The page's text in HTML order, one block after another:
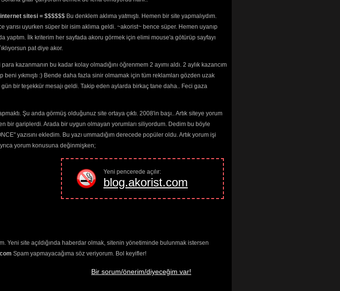
sitesi = $$$$$$ Bu denklem aklıma yatmıştı. Hemen bir site yapmalıydım.
uyurken süper bir isim aklıma geldi. ~akorist~ bence süper. Hemen uyanıp
yaptım. İlk kriterim her sayfada akoru görmek için elimi mouse'a götürüp sayfayı
pat diye akor.
kazanmanın bu kadar kolay olmadığını öğrenmem 2 ayımı aldı. 2 aylık kazancım
yıkmıştı :) Bende daha fazla sinir olmamak için tüm reklamları gözden uzak
bir teşekkür mesajı geldi. Takip eden aylarda birkaç tane daha.. Feci gaza
Şu anda görmüş olduğunuz site ortaya çıktı. 2008'in başı.. Artık siteye yorum
bir gariplerdi. Arada bir uygun olmayan yorumları siliyordum. Dedim bu böyle
yazısını ekledim. Bu yazı ummadığım derecede popüler oldu. Artık yorum işi
yorum konusuna değinmişken;
Yeni pencerede açılır:
blog.akorist.com
Yeni site açıldığında haberdar olmak, sitenin yönetiminde bulunmak istersen
Spam yapmayacağıma söz veriyorum. Bol keyifler!
Bir sorum/önerim/diyeceğim var!